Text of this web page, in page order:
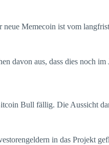
Memecoin ist vom
davon aus, dass dies noch
Bull fällig. Die Aussicht
in das Projekt